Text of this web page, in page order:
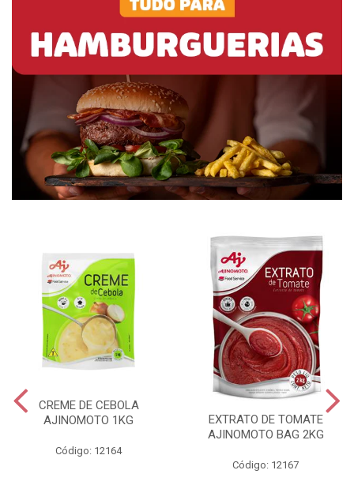
CREME DE CEBOLA
AJINOMOTO 1KG
Código: 12164
EXTRATO DE TOMATE
AJINOMOTO BAG 2KG
Código: 12167